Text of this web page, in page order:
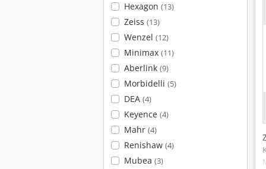
Hexagon (13)
Zeiss (13)
Wenzel (12)
Minimax (11)
Aberlink (9)
Morbidelli (5)
DEA (4)
Keyence (4)
Mahr (4)
Renishaw (4)
Mubea (3)